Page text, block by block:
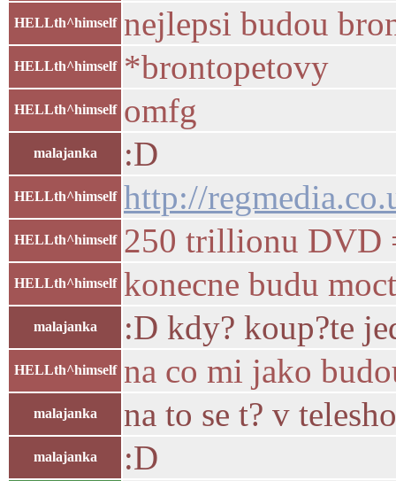
HELLth^himself nejlepsi budou
HELLth^himself *brontopetovy
HELLth^himself omfg
malajanka :D
HELLth^himself http://
HELLth^himself 250 trillionu DVD
HELLth^himself konecne budu
malajanka :D kdy? koup?te
HELLth^himself na co mi jako
malajanka na to se t? v
malajanka :D